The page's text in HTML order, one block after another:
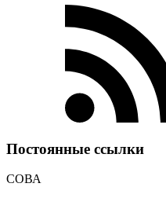
Постоянные ссылки
СОВА